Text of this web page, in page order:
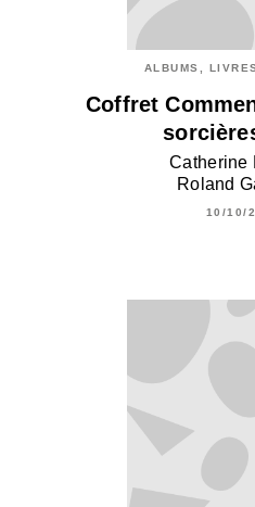
ALBUMS,
Coffret
Catherine
Roland
10/10/